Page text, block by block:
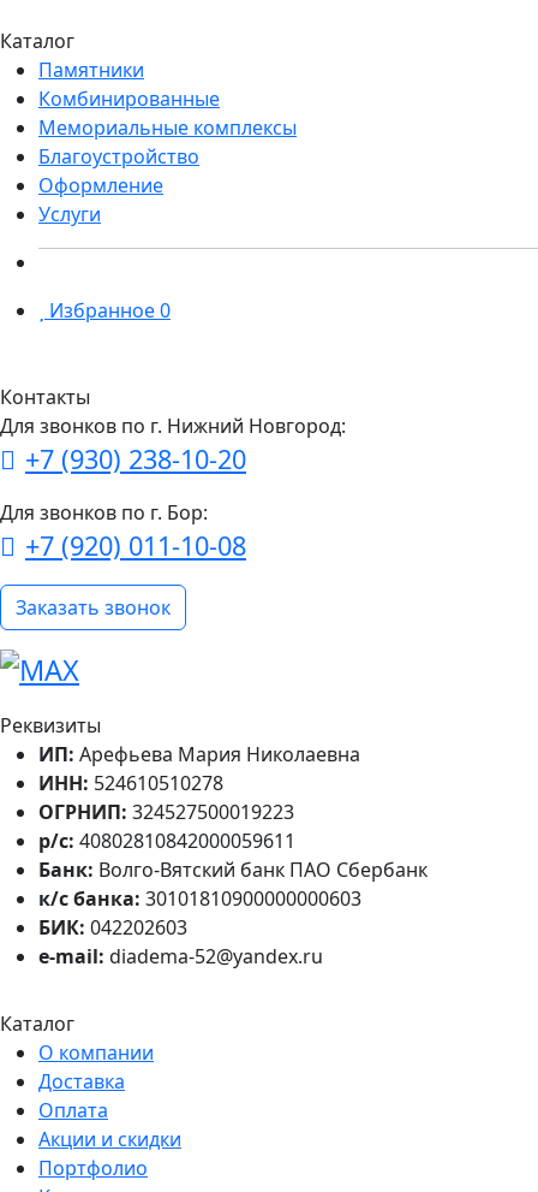
Каталог
Памятники
Комбинированные
Мемориальные комплексы
Благоустройство
Оформление
Услуги
Избранное0
Контакты
Для звонков по г. Нижний Новгород:
+7 (930) 238-10-20
Для звонков по г. Бор:
+7 (920) 011-10-08
Заказать звонок
Реквизиты
ИП: Арефьева Мария Николаевна
ИНН: 524610510278
ОГРНИП: 324527500019223
р/с: 40802810842000059611
Банк: Волго-Вятский банк ПАО Сбербанк
к/с банка: 30101810900000000603
БИК: 042202603
e-mail: diadema-52@yandex.ru
Каталог
О компании
Доставка
Оплата
Акции и скидки
Портфолио